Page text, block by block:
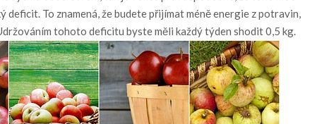
To znamená, že budete přijímat méně energie z potravin,
tohoto deficitu byste měli každý týden shodit 0,5 kg.